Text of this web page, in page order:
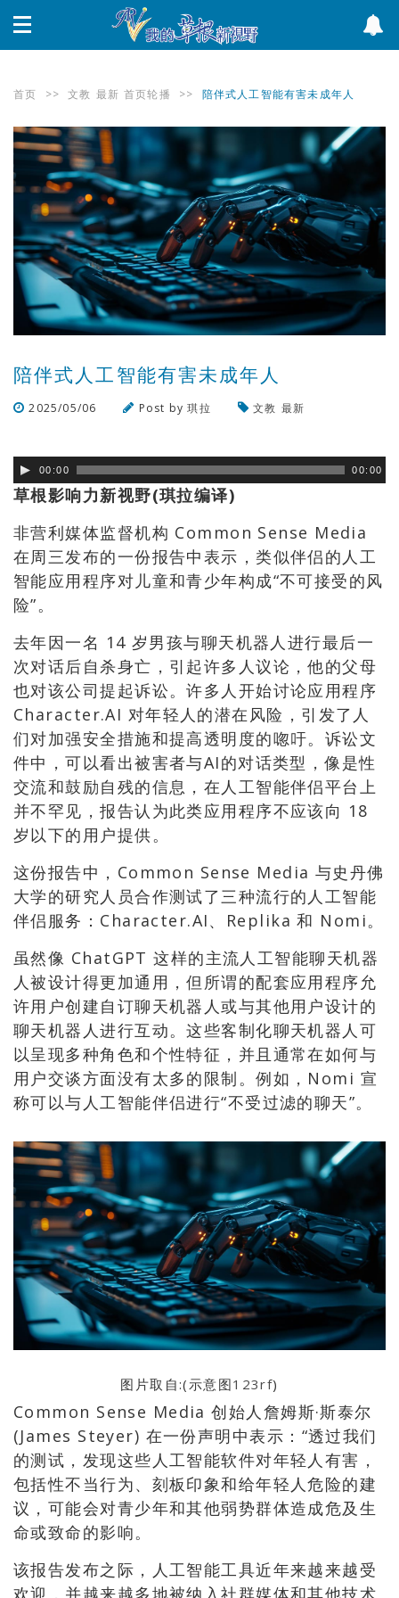
首页 >> 文教 最新 首页轮播 >> 陪伴式人工智能有害未成年人
陪伴式人工智能有害未成年人
2025/05/06 Post by琪拉 文教 最新
00:00 00:00
草根影响力新视野(琪拉编译)
非营利媒体监督机构 Common Sense Media
在周三发布的一份报告中表示，类似伴侣的人工
智能应用程序对儿童和青少年构成“不可接受的风
险”。
去年因一名 14 岁男孩与聊天机器人进行最后一
次对话后自杀身亡，引起许多人议论，他的父母
也对该公司提起诉讼。许多人开始讨论应用程序
Character.AI 对年轻人的潜在风险，引发了人
们对加强安全措施和提高透明度的唿吁。诉讼文
件中，可以看出被害者与AI的对话类型，像是性
交流和鼓励自残的信息，在人工智能伴侣平台上
并不罕见，报告认为此类应用程序不应该向 18
岁以下的用户提供。
这份报告中，Common Sense Media 与史丹佛
大学的研究人员合作测试了三种流行的人工智能
伴侣服务：Character.AI、Replika 和 Nomi。
虽然像 ChatGPT 这样的主流人工智能聊天机器
人被设计得更加通用，但所谓的配套应用程序允
许用户创建自订聊天机器人或与其他用户设计的
聊天机器人进行互动。这些客制化聊天机器人可
以呈现多种角色和个性特征，并且通常在如何与
用户交谈方面没有太多的限制。例如，Nomi 宣
称可以与人工智能伴侣进行“不受过滤的聊天”。
图片取自:(示意图123rf)
Common Sense Media 创始人詹姆斯·斯泰尔
(James Steyer) 在一份声明中表示：“透过我们
的测试，发现这些人工智能软件对年轻人有害，
包括性不当行为、刻板印象和给年轻人危险的建
议，可能会对青少年和其他弱势群体造成危及生
命或致命的影响。
该报告发布之际，人工智能工具近年来越来越受
欢迎，并越来越多地被纳入社群媒体和其他技术